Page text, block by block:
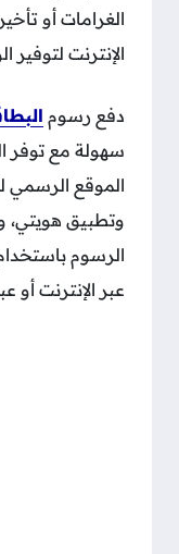
الغرامات أو
الإنترنت لتوفير
دفع رسوم
سهولة مع توفر
الموقع الرسمي
وتطبيق هويتي،
الرسوم
عبر الإنترنت أو